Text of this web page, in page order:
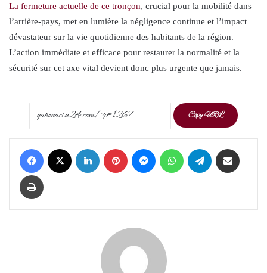
La fermeture actuelle de ce tronçon, crucial pour la mobilité dans
l’arrière-pays, met en lumière la négligence continue et l’impact
dévastateur sur la vie quotidienne des habitants de la région.
L’action immédiate et efficace pour restaurer la normalité et la
sécurité sur cet axe vital devient donc plus urgente que jamais.
Copy URL
Facebook LinkedIn Pinterest Messenger WhatsApp Telegram
Print